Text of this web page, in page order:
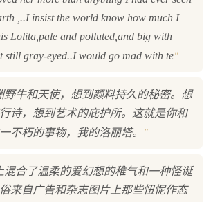
,..I insist the world know how much I
Lolita,pale and polluted,and big with
still gray-eyed..I would go mad with te"
野牛和天使，想到颜料持久的秘密。想
诗，想到艺术的庇护所。这就是你和
不朽的事物，我的洛丽塔。
"
混合了温柔的爱幻想的稚气和一种怪诞
来自广告和杂志图片上那些忸怩作态